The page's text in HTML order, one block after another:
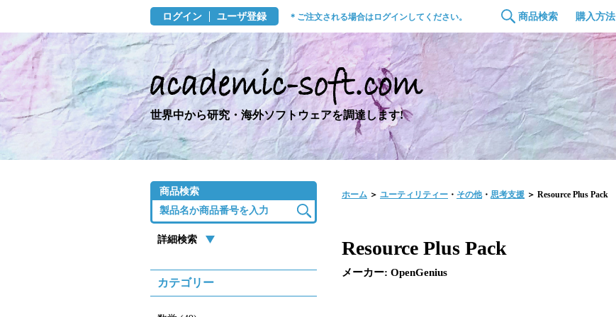
ログイン ユーザ登録 ＊ご注文される場合はログインしてください。 商品検索 購入方法
世界中から研究・海外ソフトウェアを調達します!
商品検索
詳細検索
カテゴリー
ホーム ＞ ユーティリティー ・ その他・ 思考支援 ＞ Resource Plus Pack
Resource Plus Pack
メーカー: OpenGenius